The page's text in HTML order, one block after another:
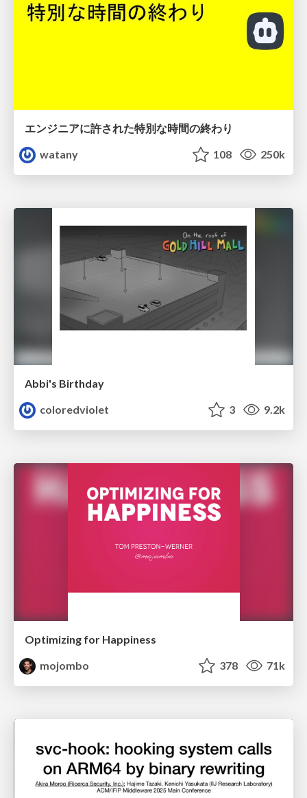
エンジニアに許された特別な時間の終わり
watany
108 250k
Abbi's Birthday
coloredviolet
3 9.2k
Optimizing for Happiness
mojombo
378 71k